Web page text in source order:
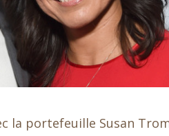
la portefeuille Susan